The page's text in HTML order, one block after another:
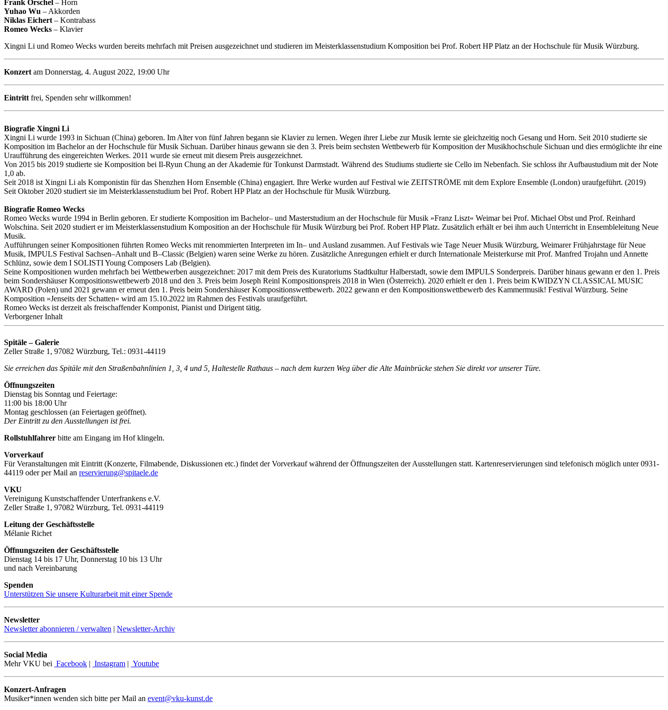
Frank Orschel – Horn
Yuhao Wu – Akkorden
Niklas Eichert – Kontrabass
Romeo Wecks – Klavier
Xingni Li und Romeo Wecks wurden bereits mehrfach mit Preisen ausgezeichnet und studieren im Meisterklassenstudium Komposition bei Prof. Robert HP Platz an der Hochschule für Musik Würzburg.
Konzert am Donnerstag, 4. August 2022, 19:00 Uhr
Eintritt frei, Spenden sehr willkommen!
Biografie Xingni Li
Xingni Li wurde 1993 in Sichuan (China) geboren. Im Alter von fünf Jahren begann sie Klavier zu lernen. Wegen ihrer Liebe zur Musik lernte sie gleichzeitig noch Gesang und Horn. Seit 2010 studierte sie
Komposition im Bachelor an der Hochschule für Musik Sichuan. Darüber hinaus gewann sie den 3. Preis beim sechsten Wettbewerb für Komposition der Musikhochschule Sichuan und dies ermöglichte ihr eine
Uraufführung des eingereichten Werkes. 2011 wurde sie erneut mit diesem Preis ausgezeichnet.
Von 2015 bis 2019 studierte sie Komposition bei Il-Ryun Chung an der Akademie für Tonkunst Darmstadt. Während des Studiums studierte sie Cello im Nebenfach. Sie schloss ihr Aufbaustudium mit der Note
1,0 ab.
Seit 2018 ist Xingni Li als Komponistin für das Shenzhen Horn Ensemble (China) engagiert. Ihre Werke wurden auf Festival wie ZEITSTRÖME mit dem Explore Ensemble (London) uraufgeführt. (2019)
Seit Oktober 2020 studiert sie im Meisterklassenstudium bei Prof. Robert HP Platz an der Hochschule für Musik Würzburg.
Biografie Romeo Wecks
Romeo Wecks wurde 1994 in Berlin geboren. Er studierte Komposition im Bachelor– und Masterstudium an der Hochschule für Musik »Franz Liszt« Weimar bei Prof. Michael Obst und Prof. Reinhard
Wolschina. Seit 2020 studiert er im Meisterklassenstudium Komposition an der Hochschule für Musik Würzburg bei Prof. Robert HP Platz. Zusätzlich erhält er bei ihm auch Unterricht in Ensembleleitung Neue
Musik.
Aufführungen seiner Kompositionen führten Romeo Wecks mit renommierten Interpreten im In– und Ausland zusammen. Auf Festivals wie Tage Neuer Musik Würzburg, Weimarer Frühjahrstage für Neue
Musik, IMPULS Festival Sachsen–Anhalt und B–Classic (Belgien) waren seine Werke zu hören. Zusätzliche Anregungen erhielt er durch Internationale Meisterkurse mit Prof. Manfred Trojahn und Annette
Schlünz, sowie dem I SOLISTI Young Composers Lab (Belgien).
Seine Kompositionen wurden mehrfach bei Wettbewerben ausgezeichnet: 2017 mit dem Preis des Kuratoriums Stadtkultur Halberstadt, sowie dem IMPULS Sonderpreis. Darüber hinaus gewann er den 1. Preis
beim Sondershäuser Kompositionswettbewerb 2018 und den 3. Preis beim Joseph Reinl Kompositionspreis 2018 in Wien (Österreich). 2020 erhielt er den 1. Preis beim KWIDZYN CLASSICAL MUSIC
AWARD (Polen) und 2021 gewann er erneut den 1. Preis beim Sondershäuser Kompositionswettbewerb. 2022 gewann er den Kompositionswettbewerb des Kammermusik! Festival Würzburg. Seine
Komposition »Jenseits der Schatten« wird am 15.10.2022 im Rahmen des Festivals uraufgeführt.
Romeo Wecks ist derzeit als freischaffender Komponist, Pianist und Dirigent tätig.
Verborgener Inhalt
Spitäle – Galerie
Zeller Straße 1, 97082 Würzburg, Tel.: 0931-44119
Sie erreichen das Spitäle mit den Straßenbahnlinien 1, 3, 4 und 5, Haltestelle Rathaus – nach dem kurzen Weg über die Alte Mainbrücke stehen Sie direkt vor unserer Türe.
Öffnungszeiten
Dienstag bis Sonntag und Feiertage:
11:00 bis 18:00 Uhr
Montag geschlossen (an Feiertagen geöffnet).
Der Eintritt zu den Ausstellungen ist frei.
Rollstuhlfahrer bitte am Eingang im Hof klingeln.
Vorverkauf
Für Veranstaltungen mit Eintritt (Konzerte, Filmabende, Diskussionen etc.) findet der Vorverkauf während der Öffnungszeiten der Ausstellungen statt. Kartenreservierungen sind telefonisch möglich unter 0931-
44119 oder per Mail an reservierung@spitaele.de
VKU
Vereinigung Kunstschaffender Unterfrankens e.V.
Zeller Straße 1, 97082 Würzburg, Tel. 0931-44119
Leitung der Geschäftsstelle
Mélanie Richet
Öffnungszeiten der Geschäftsstelle
Dienstag 14 bis 17 Uhr, Donnerstag 10 bis 13 Uhr
und nach Vereinbarung
Spenden
Unterstützen Sie unsere Kulturarbeit mit einer Spende
Newsletter
Newsletter abonnieren / verwalten | Newsletter-Archiv
Social Media
Mehr VKU bei Facebook | Instagram | Youtube
Konzert-Anfragen
Musiker*innen wenden sich bitte per Mail an event@vku-kunst.de